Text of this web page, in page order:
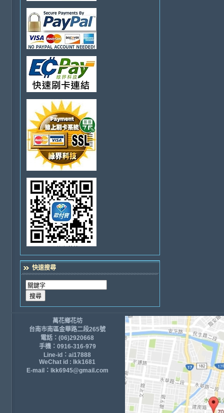
快速搜尋
萬花鄉花坊
台南市南區金華路二段265號
電話：(06)2920668
手機：0916-316-979
Line-id：ai17888
WeChat id : lkk1681
E-mail：lkk6945@gmail.com